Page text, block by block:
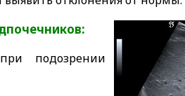
подозрении